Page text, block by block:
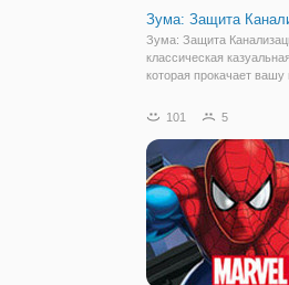
Зума: Защита
Зума: Защита
классическая
которая прокачает вашу
мусора, вам предстоит
каждом уровне. Для
101 5